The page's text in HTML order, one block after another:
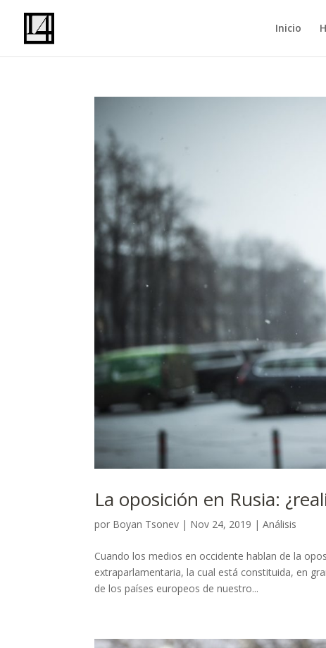
Inicio
La oposición en Rusia:
por Boyan Tsonev | Nov 24, 2019 |Análisis
Cuando los medios en occidente hablan de la
extraparlamentaria, la cual está constituida, en
de los países europeos de nuestro...